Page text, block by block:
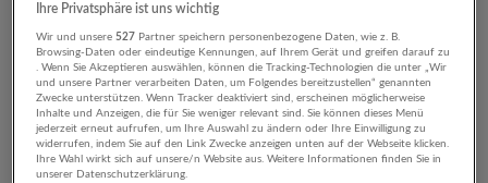
Umkreis
Ihre Privatsphäre ist uns wichtig
Wir und unsere 527 Partner speichern personenbezogene Daten, wie z. B.
Browsing-Daten oder eindeutige Kennungen, auf Ihrem Gerät und greifen darauf zu
. Wenn Sie Akzeptieren auswählen, können die Tracking-Technologien die unter „Wir
und unsere Partner verarbeiten Daten, um Folgendes bereitzustellen“ genannten
Zwecke unterstützen. Wenn Tracker deaktiviert sind, erscheinen möglicherweise
Inhalte und Anzeigen, die für Sie weniger relevant sind. Sie können dieses Menü
jederzeit erneut aufrufen, um Ihre Auswahl zu ändern oder Ihre Einwilligung zu
widerrufen, indem Sie auf den Link Zwecke anzeigen unten auf der Webseite klicken.
Ihre Wahl wirkt sich auf unsere/n Website aus. Weitere Informationen finden Sie in
unserer Datenschutzerklärung.